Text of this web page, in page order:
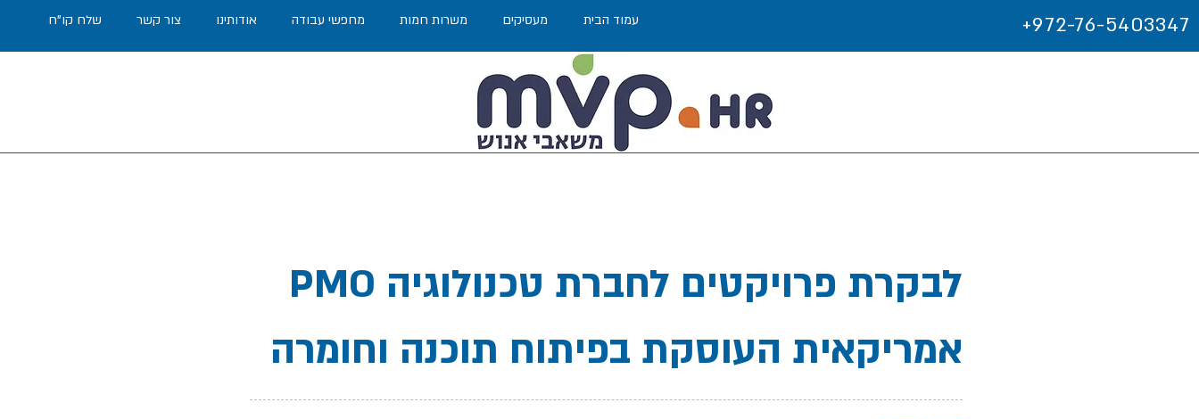
עמוד הבית מעסיקים משרות חמות מחפשי עבודה אודותינו צור קשר שלח קו"ח +972-76-5403347
PMO לבקרת פרויקטים לחברת טכנולוגיה
אמריקאית העוסקת בפיתוח תוכנה וחומרה